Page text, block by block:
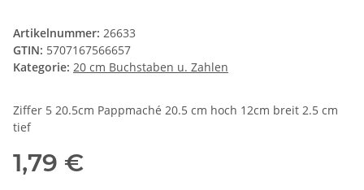
Artikelnummer: 26633
GTIN: 5707167566657
Kategorie: 20 cm Buchstaben u. Zahlen
Ziffer 5 20.5cm Pappmaché 20.5 cm hoch 12cm breit 2.5 cm
tief
1,79 €